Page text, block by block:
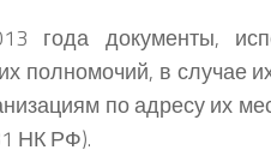
года документы,
полномочий, в случае
по адресу их
НК РФ).